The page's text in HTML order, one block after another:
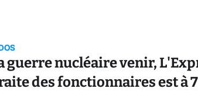
guerre nucléaire venir,
des fonctionnaires est à